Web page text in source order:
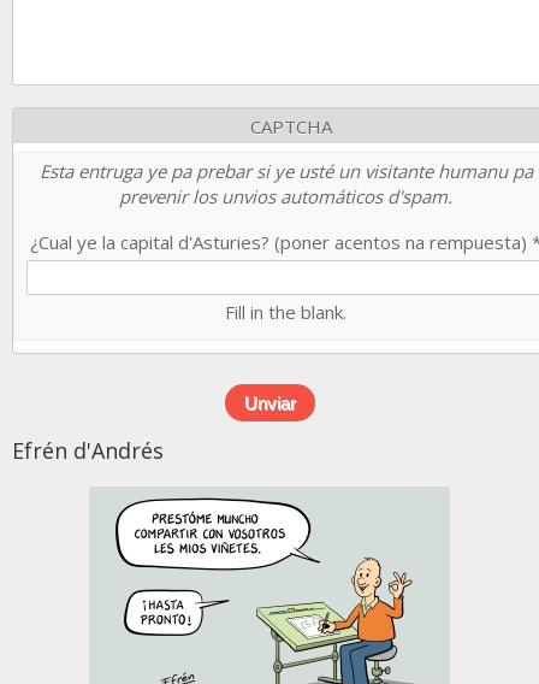
CAPTCHA
Esta entruga ye pa prebar si ye usté un visitante humanu pa
prevenir los unvios automáticos d'spam.
¿Cual ye la capital d'Asturies? (poner acentos na rempuesta)
Fill in the blank.
Efrén d'Andrés